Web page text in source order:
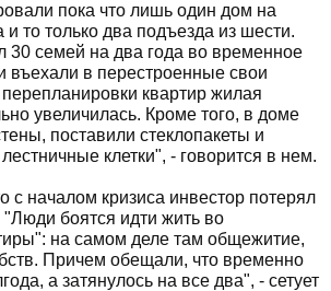
пока что лишь один дом на
то только два подъезда из шести.
30 семей на два года во временное
въехали в перестроенные свои
квартир жилая
увеличилась. Кроме того, в доме
поставили стеклопакеты и
клетки", - говорится в нем.
с началом кризиса инвестор потерял
"Люди боятся идти жить во
на самом деле там общежитие,
Причем обещали, что временно
а затянулось на все два", - сетует